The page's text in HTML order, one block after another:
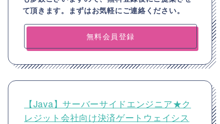
て頂きます。まずはお気軽にご連絡ください。
無料会員登録
【Java】サーバーサイドエンジニア★ク
レジット会社向け決済ゲートウェイシス